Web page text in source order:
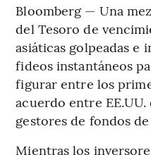
Bloomberg — Una
del Tesoro de
asiáticas golpeadas e
fideos instantáneos
figurar entre los
acuerdo entre
gestores de fondos
Mientras los